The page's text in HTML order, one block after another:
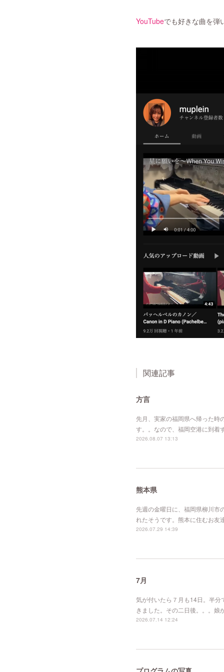
YouTubeでも好きな曲を弾
関連記事
方言
先月、実家の福岡県へ帰った時
す。。なので、福岡空港に到着
2026.08.07 13:13
熊本県
先週の金曜日に、福岡県柳川市
れたそうです。熊本に住むお友
2026.07.29 14:39
7月
気が付いたら７月も14日。半
きました。その二日後。。。娘
2026.07.14 12:24